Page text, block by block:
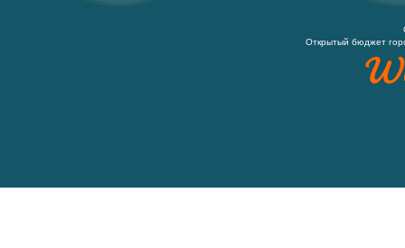
Открытый бюджет